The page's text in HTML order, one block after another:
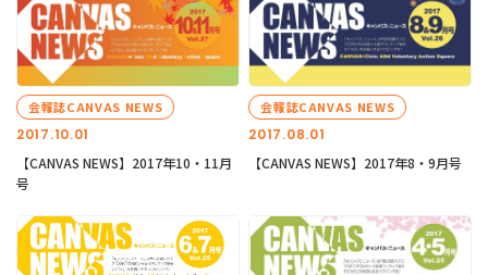
2017.10.01
会報誌CANVAS NEWS
【CANVAS NEWS】2017年10・11月
号
2017.08.01
会報誌CANVAS NEWS
【CANVAS NEWS】2017年8・9月号